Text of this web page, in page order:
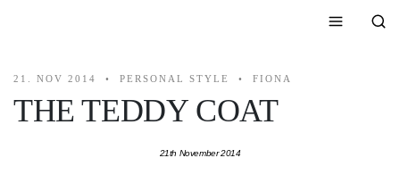
21. NOV 2014 PERSONAL STYLE FIONA
THE TEDDY COAT
21th November 2014